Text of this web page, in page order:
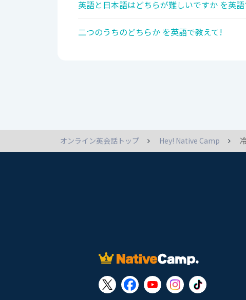
英語と日本語はどちらが難しいですか を英
二つのうちのどちらか を英語で教えて!
オンライン英会話トップ Hey! Native Camp